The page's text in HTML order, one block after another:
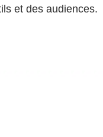
et des audiences.